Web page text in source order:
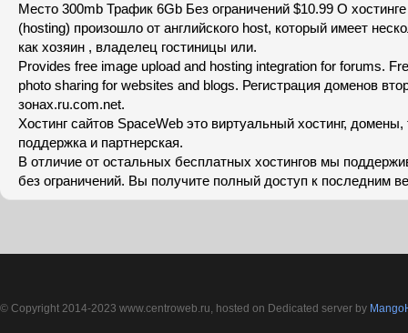
Место 300mb Трафик 6Gb Без ограничений $10.99 О
(hosting) произошло от английского host, который имеет
как хозяин , владелец гостиницы или.
Provides free image upload and hosting integration for forums.
photo sharing for websites and blogs. Регистрация доменов
зонах.ru.com.net.
Хостинг сайтов SpaceWeb это виртуальный хостинг, домены,
поддержка и партнерская.
В отличие от остальных бесплатных хостингов мы
без ограничений. Вы получите полный доступ к последним
© Copyright 2014-2023 www.centroweb.ru, hosted on Dedicated server by